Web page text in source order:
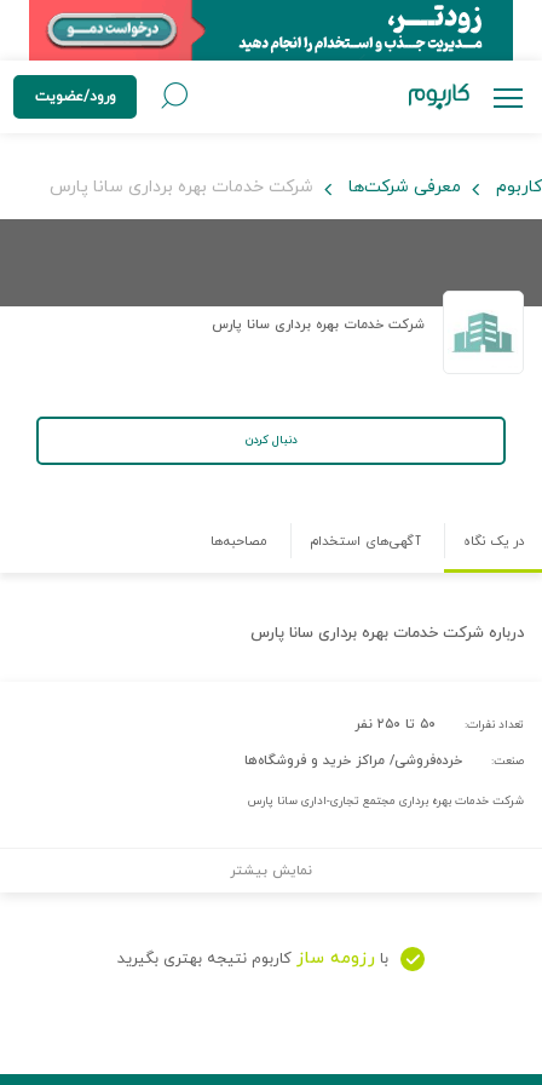
ورود/عضویت
کاربوم معرفی شرکت‌ها شرکت خدمات بهره برداری سانا پارس
شرکت خدمات بهره برداری سانا پارس
دنبال کردن
در یک نگاه آگهی‌های استخدام مصاحبه‌ها
درباره شرکت خدمات بهره برداری سانا پارس
تعداد نفرات: ۵۰ تا ۲۵۰ نفر
صنعت: خرده‌فروشی/ مراکز خرید و فروشگاه‌ها
شرکت خدمات بهره برداری مجتمع تجاری-اداری سانا پارس
نمایش بیشتر
با رزومه ساز کاربوم نتیجه بهتری بگیرید